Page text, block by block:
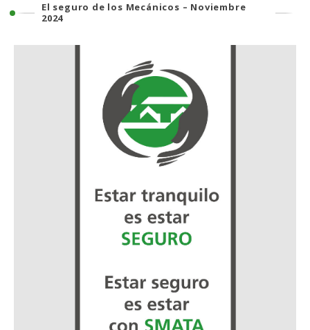
El seguro de los Mecánicos – Noviembre
2024